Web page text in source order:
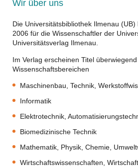
Wir über uns
Die Universitätsbibliothek Ilmenau (UB)
2006 für die Wissenschaftler der
Universitätsverlag Ilmenau.
Im Verlag erscheinen Titel
Wissenschaftsbereichen
Maschinenbau, Technik,
Informatik
Elektrotechnik,
Biomedizinische Technik
Mathematik, Physik, Chemie,
Wirtschaftswissenschaften,